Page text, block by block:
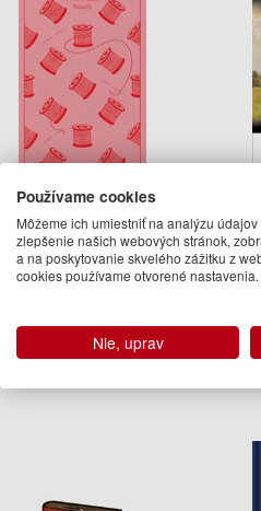
North and South
Elizabeth Gaskell
24.95 €
Podobné knihy
Používame cookies
Môžeme ich umiestniť na analýzu
zlepšenie našich webových stránok,
a na poskytovanie skvelého zážitku z
cookies používame otvorené nastavenia.
Nie, uprav